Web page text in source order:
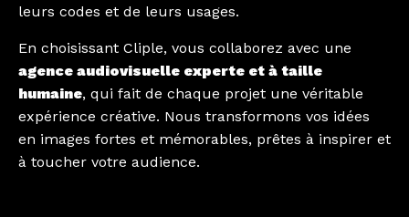
leurs codes et de leurs usages.
En choisissant Cliple, vous collaborez avec une
agence audiovisuelle experte et à taille
humaine, qui fait de chaque projet une véritable
expérience créative. Nous transformons vos idées
en images fortes et mémorables, prêtes à inspirer et
à toucher votre audience.